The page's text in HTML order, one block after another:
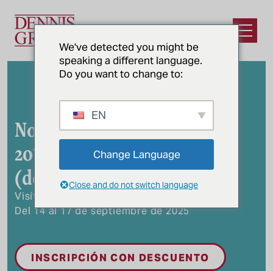
Abrir el
No te lo pierdas:
20%: Inscripción en el IBIE
(desactivada)
Visítenos en el stand N-7511
Del 14 al 17 de septiembre de 2025
INSCRIPCIÓN CON DESCUENTO
We've detected you might be
speaking a different language.
Do you want to change to:
EN
Change Language
Close and do not switch language